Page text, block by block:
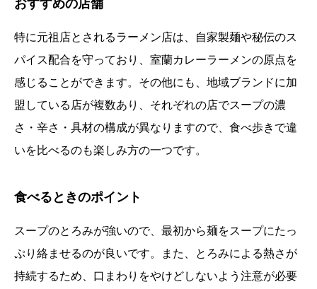
おすすめの店舗
特に元祖店とされるラーメン店は、自家製麺や秘伝のス
パイス配合を守っており、室蘭カレーラーメンの原点を
感じることができます。その他にも、地域ブランドに加
盟している店が複数あり、それぞれの店でスープの濃
さ・辛さ・具材の構成が異なりますので、食べ歩きで違
いを比べるのも楽しみ方の一つです。
食べるときのポイント
スープのとろみが強いので、最初から麺をスープにたっ
ぷり絡ませるのが良いです。また、とろみによる熱さが
持続するため、口まわりをやけどしないよう注意が必要